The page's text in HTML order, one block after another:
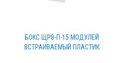
БОКС ЩРВ-П-15 МОДУЛЕЙ
ВСТРАИВАЕМЫЙ ПЛАСТИК